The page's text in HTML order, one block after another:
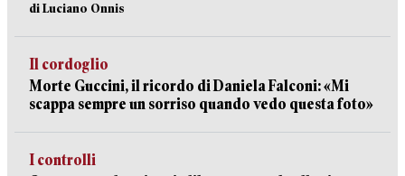
di Luciano Onnis
Il cordoglio
Morte Guccini, il ricordo di Daniela Falconi: «Mi
scappa sempre un sorriso quando vedo questa foto»
I controlli